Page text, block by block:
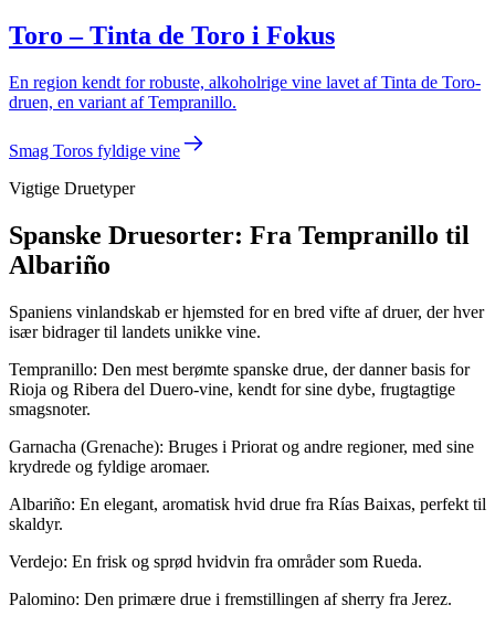
Toro – Tinta de Toro i Fokus
En region kendt for robuste, alkoholrige vine lavet af Tinta de Toro-
druen, en variant af Tempranillo.
Smag Toros fyldige vine
Vigtige Druetyper
Spanske Druesorter: Fra Tempranillo til
Albariño
Spaniens vinlandskab er hjemsted for en bred vifte af druer, der hver
især bidrager til landets unikke vine.
Tempranillo: Den mest berømte spanske drue, der danner basis for
Rioja og Ribera del Duero-vine, kendt for sine dybe, frugtagtige
smagsnoter.
Garnacha (Grenache): Bruges i Priorat og andre regioner, med sine
krydrede og fyldige aromaer.
Albariño: En elegant, aromatisk hvid drue fra Rías Baixas, perfekt til
skaldyr.
Verdejo: En frisk og sprød hvidvin fra områder som Rueda.
Palomino: Den primære drue i fremstillingen af sherry fra Jerez.